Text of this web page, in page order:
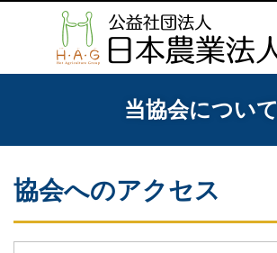
当協会について
協会へのアクセス